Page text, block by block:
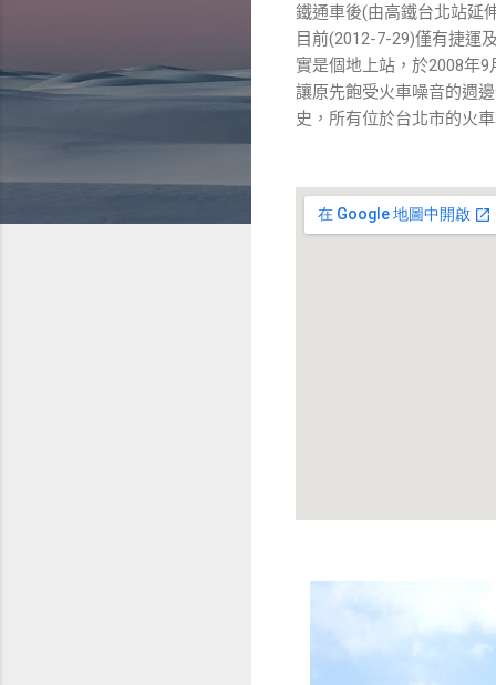
鐵通車後(由高鐵台北站延
目前(2012-7-29)僅有捷運
實是個地上站，於2008年
讓原先飽受火車噪音的週
史，所有位於台北市的火